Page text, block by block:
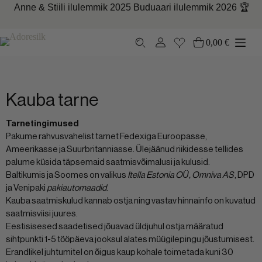
SkipAnne & Stiili ilulemmik 2025 Buduaari ilulemmik 2026 🏆
Ostukorv
0,00€
Kauba tarne
Tarnetingimused
Pakume rahvusvahelist tarnet Fedexiga Euroopasse,
Ameerikasse ja Suurbritanniasse. Ülejäänud riikidesse tellides
palume küsida täpsemaid saatmisvõimalusi ja kulusid.
Baltikumis ja Soomes on valikus Itella Estonia OÜ, Omniva AS, DPD
ja Venipaki pakiautomaadid.
Kauba saatmiskulud kannab ostja ning vastav hinnainfo on kuvatud
saatmisviisi juures.
Eestisisesed saadetised jõuavad üldjuhul ostja määratud
sihtpunkti 1-5 tööpäeva jooksul alates müügilepingu jõustumisest.
Erandlikel juhtumitel on õigus kaup kohale toimetada kuni 30